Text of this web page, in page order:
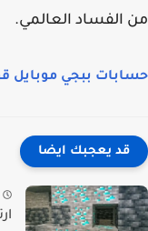
الفساد العالمي.
ببجي موبايل قوية
قد يعجبك ايضا
إبريل